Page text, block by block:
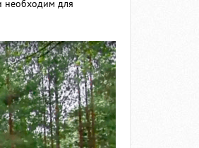
необходим для